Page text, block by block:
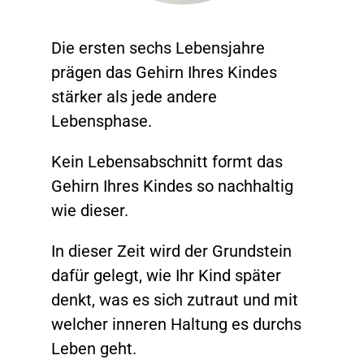
Die ersten sechs Lebensjahre
prägen das Gehirn Ihres Kindes
stärker als jede andere
Lebensphase.
Kein Lebensabschnitt formt das
Gehirn Ihres Kindes so nachhaltig
wie dieser.
In dieser Zeit wird der Grundstein
dafür gelegt, wie Ihr Kind später
denkt, was es sich zutraut und mit
welcher inneren Haltung es durchs
Leben geht.